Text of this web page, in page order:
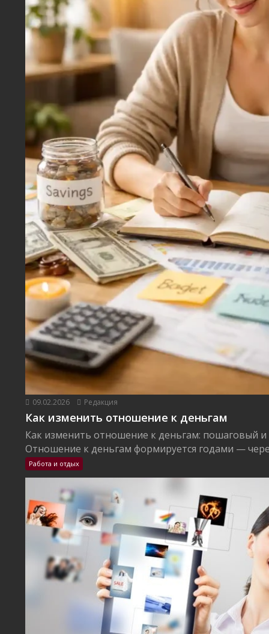
09.02.2026 Редакция
Как изменить отношение к деньгам
Как изменить отношение к деньгам: пошаговый
Отношение к деньгам формируется годами —
Работа и отдых